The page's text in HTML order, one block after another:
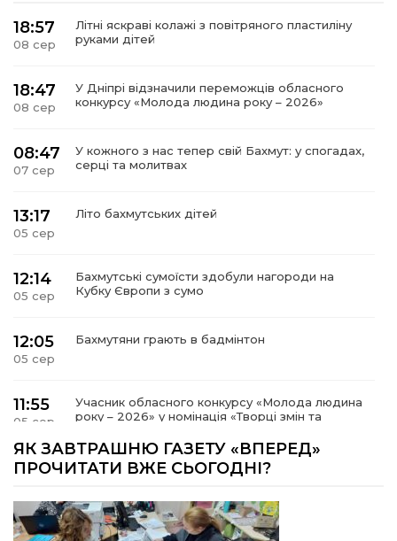
18:57
08 сер
Літні яскраві колажі з повітряного пластиліну
руками дітей
18:47
08 сер
У Дніпрі відзначили переможців обласного
конкурсу «Молода людина року – 2026»
08:47
07 сер
У кожного з нас тепер свій Бахмут: у спогадах,
серці та молитвах
13:17
05 сер
Літо бахмутських дітей
12:14
05 сер
Бахмутські сумоїсти здобули нагороди на
Кубку Європи з сумо
12:05
05 сер
Бахмутяни грають в бадмінтон
11:55
05 сер
Учасник обласного конкурсу «Молода людина
року – 2026» у номінація «Творці змін та
15:18
Мобільні клініки надали медичну допомогу 4
ВПО можуть не платити за частину
ЯК ЗАВТРАШНЮ ГАЗЕТУ «ВПЕРЕД»
ПРОЧИТАТИ ВЖЕ СЬОГОДНІ?